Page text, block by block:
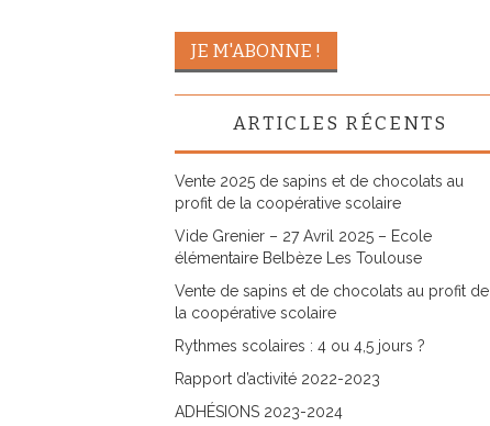
ARTICLES RÉCENTS
Vente 2025 de sapins et de chocolats au
profit de la coopérative scolaire
Vide Grenier – 27 Avril 2025 – Ecole
élémentaire Belbèze Les Toulouse
Vente de sapins et de chocolats au profit de
la coopérative scolaire
Rythmes scolaires : 4 ou 4,5 jours ?
Rapport d’activité 2022-2023
ADHÉSIONS 2023-2024